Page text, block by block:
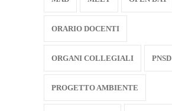
ORARIO DOCENTI
ORGANI COLLEGIALI PNSD
PROGETTO AMBIENTE